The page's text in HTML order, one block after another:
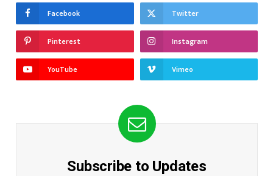
Facebook Twitter
Pinterest Instagram
YouTube Vimeo
Subscribe to Updates